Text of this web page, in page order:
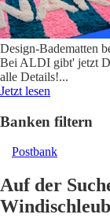
Design-Badematten
Bei ALDI gibt' jetzt
alle Details!...
Jetzt lesen
Banken filtern
Postbank
Auf der